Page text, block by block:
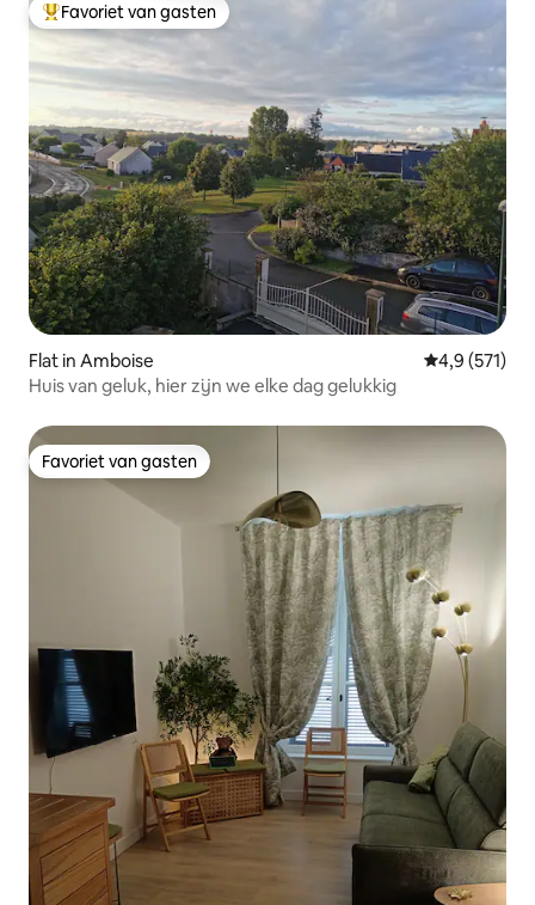
Topfavoriet van gasten
Favoriet van gasten
Flat in Amboise Gemiddelde
4,9 (571)
Huis van geluk, hier zijn we elke dag gelukkig
Favoriet van gasten
Favoriet van gasten